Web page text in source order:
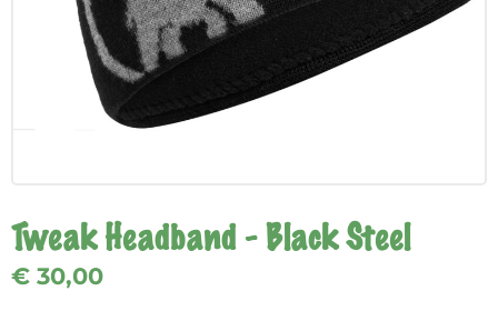
Tweak Headband - Black Steel
€ 30,00